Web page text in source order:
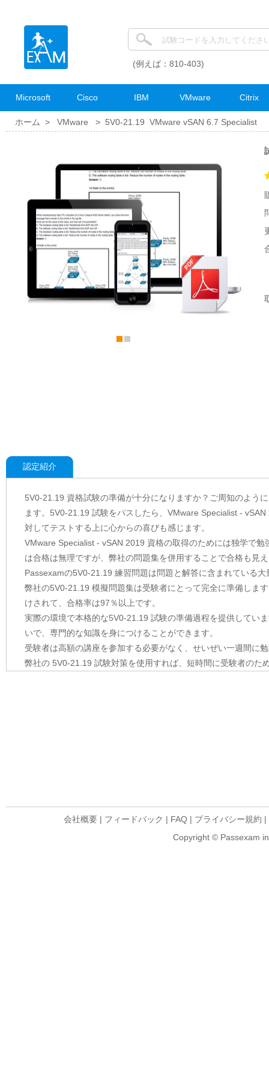
(例えば：810-403)
Microsoft Cisco IBM VMware Citrix
ホーム > VMware > 5V0-21.19 VMware vSAN 6.7 Specialist
認定紹介
5V0-21.19 資格試験の準備が十分になりますか？ご周知のよう
ます。5V0-21.19 試験をパスしたら、VMware Specialist -
対してテストする上に心からの喜びも感じます。
VMware Specialist - vSAN 2019 資格の取得のためには独学で
は合格は無理ですが、弊社の問題集を併用することで合格も見
Passexamの5V0-21.19 練習問題は問題と解答に含まれている
弊社の5V0-21.19 模擬問題集は受験者にとって完全に準備しま
けされて、合格率は97％以上です。
実際の環境で本格的な5V0-21.19 試験の準備過程を提供してい
いで、専門的な知識を身につけることができます。
受験者は高額の講座を参加する必要がなく、せいぜい一週間に
弊社の 5V0-21.19 試験対策を使用すれば、短時間に受験者のた
会社概要 | フィードバック | FAQ | プライバシー規約 |
Copyright © Passexam